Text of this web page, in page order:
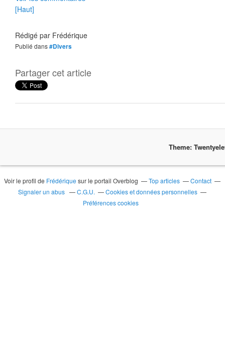
[Haut]
Rédigé par Frédérique
Publié dans#Divers
Partager cet article
Theme:
Voir le profil de Frédérique sur le portail Overblog Top articles
Contact
Signaler un abus
C.G.U.
Cookies et données personnelles
Préférences cookies